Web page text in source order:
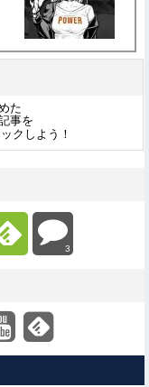
た
事を
クしよう！
3